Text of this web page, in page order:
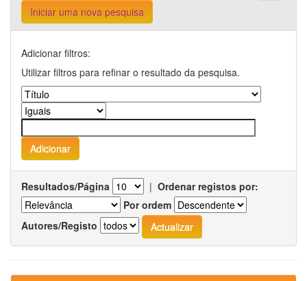
Iniciar uma nova pesquisa
Adicionar filtros:
Utilizar filtros para refinar o resultado da pesquisa.
Resultados/Página | Ordenar registos por:
Por ordem
Autores/Registo